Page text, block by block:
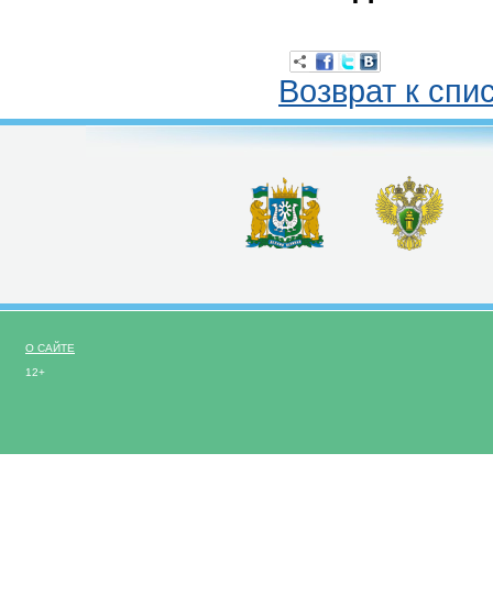
Возврат к
О САЙТЕ
12+